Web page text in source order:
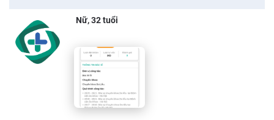
Nữ, 32 tuổi